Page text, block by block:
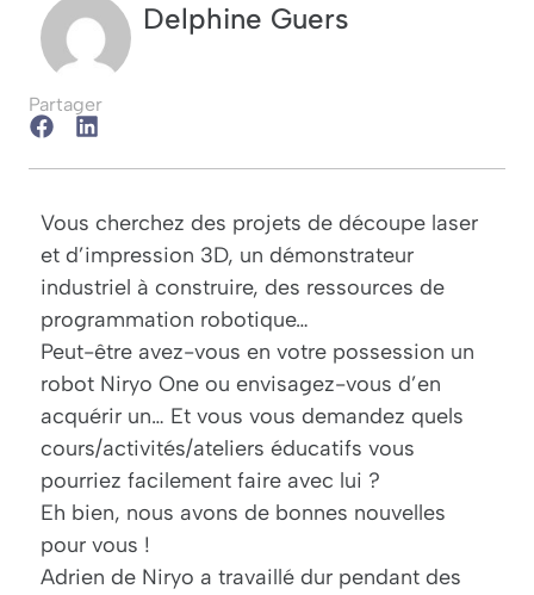
Delphine Guers
Partager
Vous cherchez des projets de découpe laser
et d’impression 3D, un démonstrateur
industriel à construire, des ressources de
programmation robotique…
Peut-être avez-vous en votre possession un
robot Niryo One ou envisagez-vous d’en
acquérir un… Et vous vous demandez quels
cours/activités/ateliers éducatifs vous
pourriez facilement faire avec lui ?
Eh bien, nous avons de bonnes nouvelles
pour vous !
Adrien de Niryo a travaillé dur pendant des